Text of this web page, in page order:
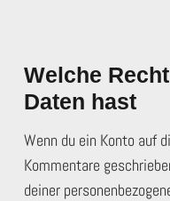
Welche
Daten hast
Wenn du ein Konto auf
Kommentare
deiner